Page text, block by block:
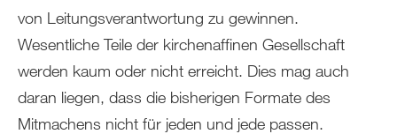
von Leitungsverantwortung zu gewinnen.
Wesentliche Teile der kirchenaffinen Gesellschaft
werden kaum oder nicht erreicht. Dies mag auch
daran liegen, dass die bisherigen Formate des
Mitmachens nicht für jeden und jede passen.